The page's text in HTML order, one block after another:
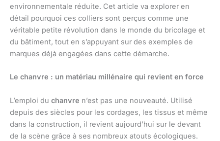
environnementale réduite. Cet article va explorer en
détail pourquoi ces colliers sont perçus comme une
véritable petite révolution dans le monde du bricolage et
du bâtiment, tout en s’appuyant sur des exemples de
marques déjà engagées dans cette démarche.
Le chanvre : un matériau millénaire qui revient en force
L’emploi du chanvre n’est pas une nouveauté. Utilisé
depuis des siècles pour les cordages, les tissus et même
dans la construction, il revient aujourd’hui sur le devant
de la scène grâce à ses nombreux atouts écologiques.